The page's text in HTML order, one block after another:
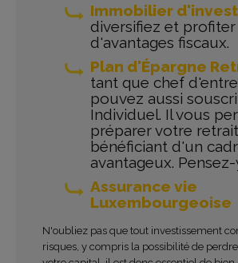
Immobilier
diversifiez et profiter
d'avantages fiscaux.
Plan d'Épargne
tant que chef
pouvez aussi
Individuel. Il vous
préparer votre
bénéficiant d'un
avantageux. Pensez-
Assurance vie
Luxembourgeoise
N'oubliez pas que tout investissement
risques, y compris la possibilité de